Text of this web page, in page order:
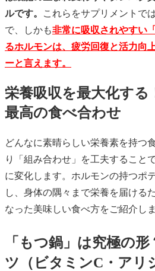
ルです。
これらをサプリメントで
で、しかも非常に吸収されやすい
るホルモンは、疲労回復と活力向
ーと言えます。
栄養吸収を最大化する
最高の食べ合わせ
どんなに素晴らしい栄養素を持つ
り「組み合わせ」を工夫すること
に変化します。ホルモンの持つポ
し、身体の隅々まで栄養を届ける
なった美味しい食べ方をご紹介しま
「もつ鍋」は究極の
ツ（ビタミンC・アリ